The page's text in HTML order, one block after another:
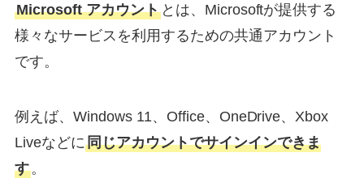
Microsoft アカウントとは、Microsoftが提供する
様々なサービスを利用するための共通アカウント
です。
例えば、Windows 11、Office、OneDrive、Xbox
Liveなどに同じアカウントでサインインできま
す。